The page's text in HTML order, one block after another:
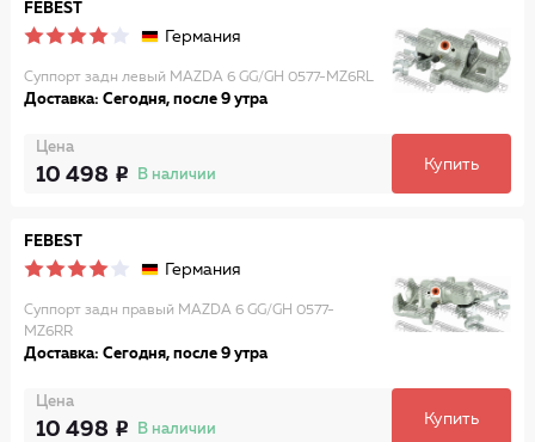
FEBEST
Германия
Суппорт задн левый MAZDA 6 GG/GH 0577-MZ6RL
Доставка: Сегодня, после 9 утра
Цена
10 498 В наличии
Купить
FEBEST
Германия
Суппорт задн правый MAZDA 6 GG/GH 0577-
MZ6RR
Доставка: Сегодня, после 9 утра
Цена
10 498 В наличии
Купить